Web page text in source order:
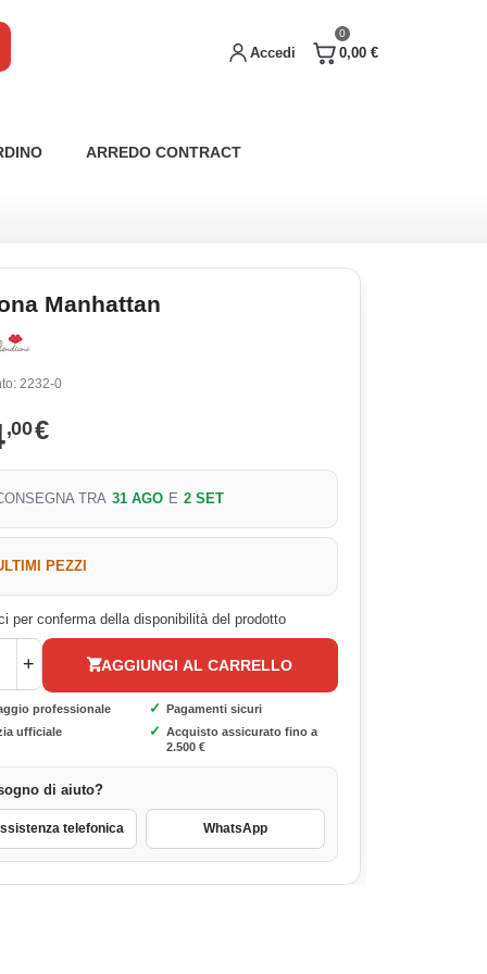
0
0,00 €
Accedi
ARREDO CONTRACT
Manhattan
2232-0
,00€
TRA 31 AGO E 2 SET
PEZZI
per conferma della disponibilità del prodotto
+ AGGIUNGI AL CARRELLO
professionale ✓ Pagamenti sicuri
ufficiale
✓ Acquisto assicurato fino a
2.500 €
di aiuto?
telefonica WhatsApp